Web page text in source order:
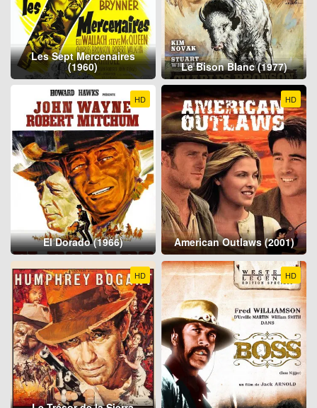
Les Sept Mercenaires
(1960) Le Bison Blanc (1977)
HD
El Dorado (1966)
HD
American Outlaws (2001)
HD HD